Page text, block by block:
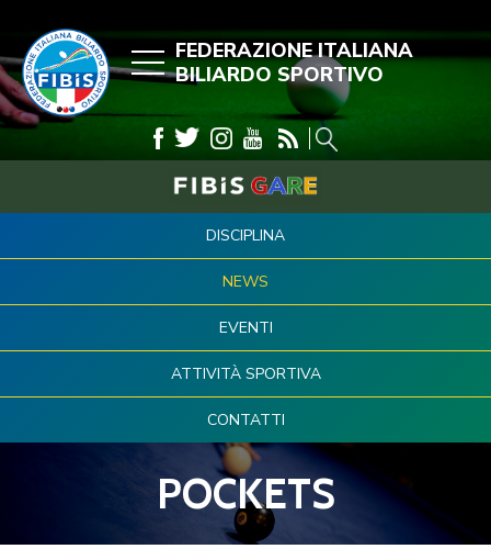
FEDERAZIONE ITALIANA
BILIARDO SPORTIVO
DISCIPLINA
NEWS
EVENTI
ATTIVITÀ SPORTIVA
CONTATTI
POCKETS